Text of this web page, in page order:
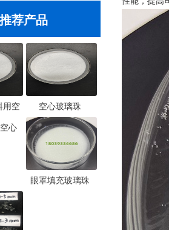
推荐产品
用空
心
空心玻璃珠
眼罩填充玻璃珠